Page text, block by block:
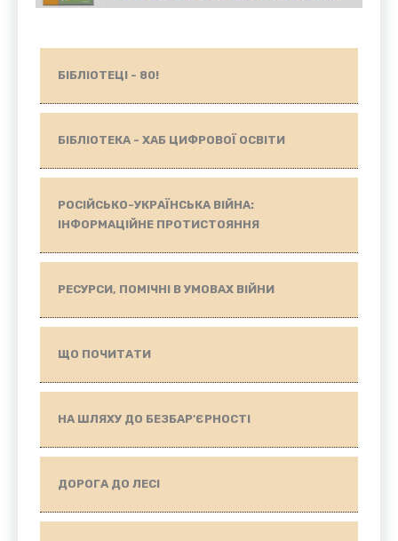
БІБЛІОТЕЦІ - 80!
БІБЛІОТЕКА - ХАБ ЦИФРОВОЇ ОСВІТИ
РОСІЙСЬКО-УКРАЇНСЬКА ВІЙНА:
ІНФОРМАЦІЙНЕ ПРОТИСТОЯННЯ
РЕСУРСИ, ПОМІЧНІ В УМОВАХ ВІЙНИ
ЩО ПОЧИТАТИ
НА ШЛЯХУ ДО БЕЗБАР'ЄРНОСТІ
ДОРОГА ДО ЛЕСІ